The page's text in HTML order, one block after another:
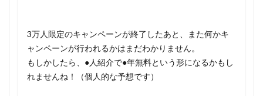
3万人限定のキャンペーンが終了したあと、また何かキ
ャンペーンが行われるかはまだわかりません。
もしかしたら、●人紹介で●年無料という形になるかもし
れませんね！（個人的な予想です）